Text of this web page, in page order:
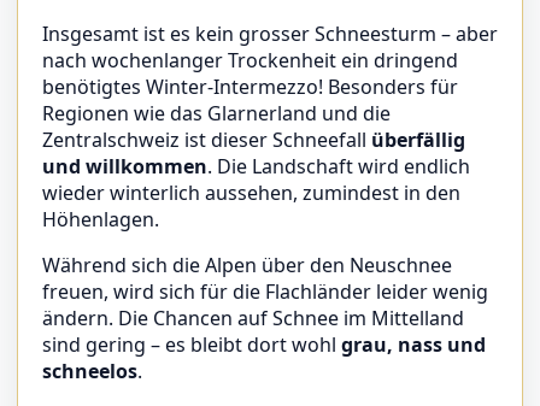
Insgesamt ist es kein grosser Schneesturm – aber
nach wochenlanger Trockenheit ein dringend
benötigtes Winter-Intermezzo! Besonders für
Regionen wie das Glarnerland und die
Zentralschweiz ist dieser Schneefall überfällig
und willkommen. Die Landschaft wird endlich
wieder winterlich aussehen, zumindest in den
Höhenlagen.
Während sich die Alpen über den Neuschnee
freuen, wird sich für die Flachländer leider wenig
ändern. Die Chancen auf Schnee im Mittelland
sind gering – es bleibt dort wohl grau, nass und
schneelos.